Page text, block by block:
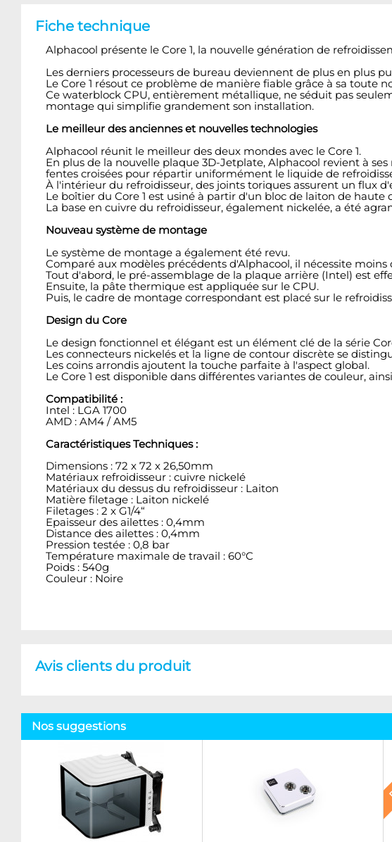
Fiche technique
Alphacool présente le Core 1, la nouvelle génération de
Les derniers processeurs de bureau deviennent de plus en plus
Le Core 1 résout ce problème de manière fiable grâce à sa toute
Ce waterblock CPU, entièrement métallique, ne séduit pas
montage qui simplifie grandement son installation.
Le meilleur des anciennes et nouvelles technologies
Alphacool réunit le meilleur des deux mondes avec le Core 1.
En plus de la nouvelle plaque 3D-Jetplate, Alphacool revient à
fentes croisées pour répartir uniformément le liquide de
À l'intérieur du refroidisseur, des joints toriques assurent un flux
Le boîtier du Core 1 est usiné à partir d'un bloc de laiton de
La base en cuivre du refroidisseur, également nickelée, a été
Nouveau système de montage
Le système de montage a également été revu.
Comparé aux modèles précédents d'Alphacool, il nécessite moins
Tout d'abord, le pré-assemblage de la plaque arrière (Intel) est
Ensuite, la pâte thermique est appliquée sur le CPU.
Puis, le cadre de montage correspondant est placé sur le
Design du Core
Le design fonctionnel et élégant est un élément clé de la série
Les connecteurs nickelés et la ligne de contour discrète se
Les coins arrondis ajoutent la touche parfaite à l'aspect global.
Le Core 1 est disponible dans différentes variantes de couleur,
Compatibilité :
Intel : LGA 1700
AMD : AM4 / AM5
Caractéristiques Techniques :
Dimensions : 72 x 72 x 26,50mm
Matériaux refroidisseur : cuivre nickelé
Matériaux du dessus du refroidisseur : Laiton
Matière filetage : Laiton nickelé
Filetages : 2 x G1/4“
Epaisseur des ailettes : 0,4mm
Distance des ailettes : 0,4mm
Pression testée : 0,8 bar
Température maximale de travail : 60°C
Poids : 540g
Couleur : Noire
Avis clients du produit
Nos suggestions